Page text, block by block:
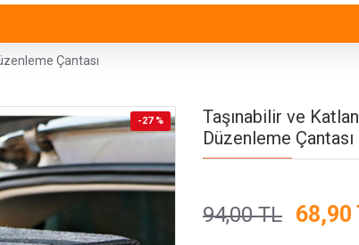
Çantası
-27 %
Taşınabilir ve
Düzenleme Çantası
68,90
94,00 TL